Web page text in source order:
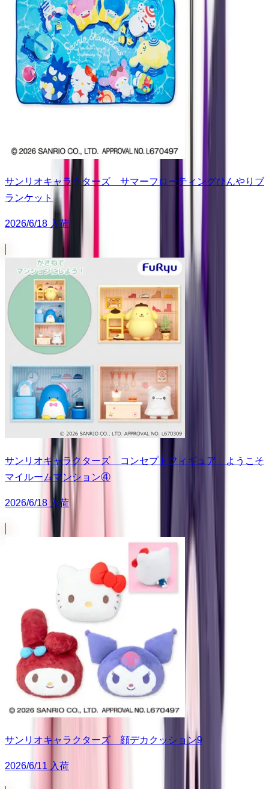
サンリオキャラクターズ サマーフローティングひんやりブ
ランケット
2026/6/18 入荷
サンリオキャラクターズ コンセプトフィギュア ようこそ
マイルームマンション④
2026/6/18 入荷
サンリオキャラクターズ 顔デカクッション9
2026/6/11 入荷